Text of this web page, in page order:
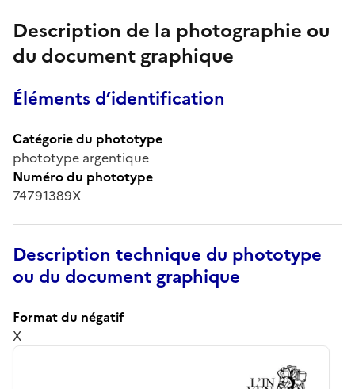
Description de la photographie ou
du document graphique
Éléments d’identification
Catégorie du phototype
phototype argentique
Numéro du phototype
74791389X
Description technique du phototype
ou du document graphique
Format du négatif
X